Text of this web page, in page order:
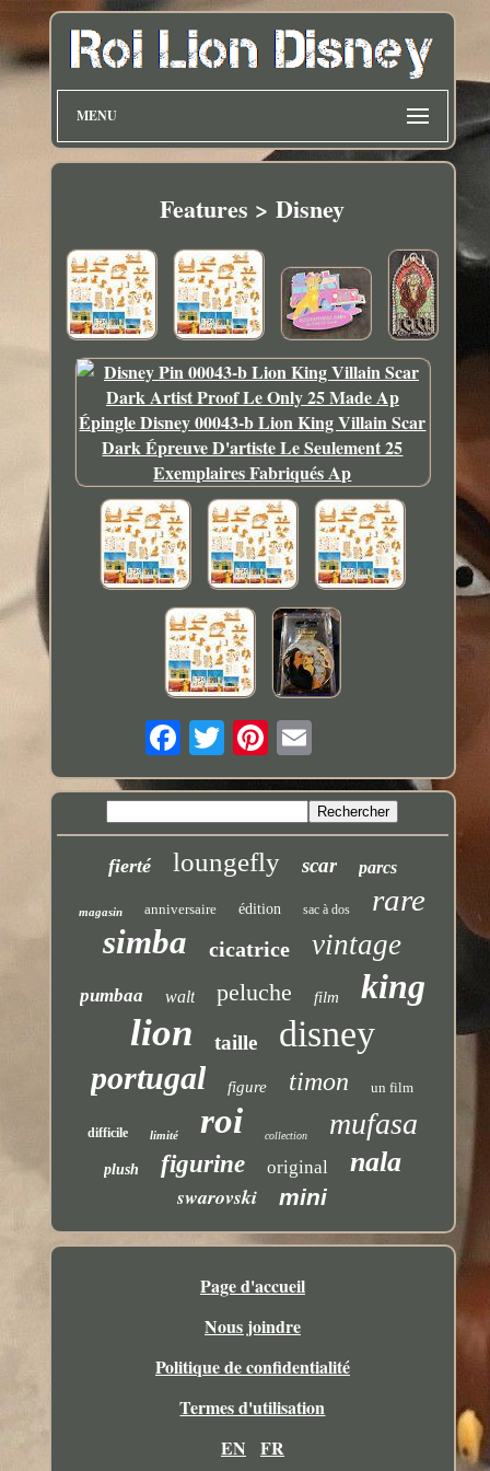
MENU
Features > Disney
fierté loungefly scar parcs
magasin anniversaire édition sac à dos rare
simba cicatrice vintage
pumbaa walt peluche film king
lion taille disney
portugal figure timon un film
difficile limité roi collection mufasa
plush figurine original nala
swarovski mini
Page d'accueil
Nous joindre
Politique de confidentialité
Termes d'utilisation
EN
FR